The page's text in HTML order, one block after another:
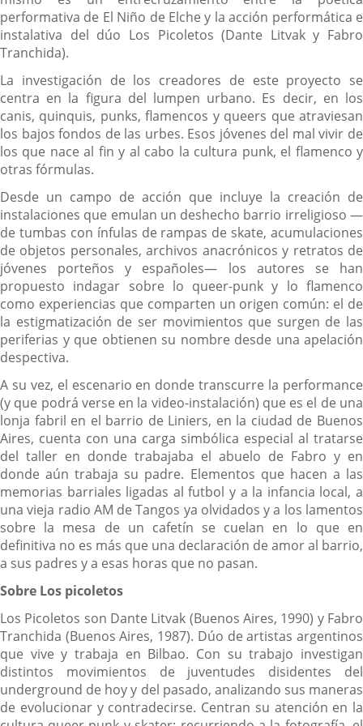
performativa de El Niño de Elche y la acción performática e
instalativa del dúo Los Picoletos (Dante Litvak y Fabro
Tranchida).
La investigación de los creadores de este proyecto se
centra en la figura del lumpen urbano. Es decir, en los
canis, quinquis, punks, flamencos y queers que atraviesan
los bajos fondos de las urbes. Esos jóvenes del mal vivir de
los que nace al fin y al cabo la cultura punk, el flamenco y
otras fórmulas.
Desde un campo de acción que incluye la creación de
instalaciones que emulan un deshecho barrio irreligioso —
de tumbas con ínfulas de rampas de skate, acumulaciones
de objetos personales, archivos anacrónicos y retratos de
jóvenes porteños y españoles— los autores se han
propuesto indagar sobre lo queer-punk y lo flamenco
como experiencias que comparten un origen común: el de
la estigmatización de ser movimientos que surgen de las
periferias y que obtienen su nombre desde una apelación
despectiva.
A su vez, el escenario en donde transcurre la performance
(y que podrá verse en la video-instalación) que es el de una
lonja fabril en el barrio de Liniers, en la ciudad de Buenos
Aires, cuenta con una carga simbólica especial al tratarse
del taller en donde trabajaba el abuelo de Fabro y en
donde aún trabaja su padre. Elementos que hacen a las
memorias barriales ligadas al futbol y a la infancia local, a
una vieja radio AM de Tangos ya olvidados y a los lamentos
sobre la mesa de un cafetín se cuelan en lo que en
definitiva no es más que una declaración de amor al barrio,
a sus padres y a esas horas que no pasan.
Sobre Los picoletos
Los Picoletos son Dante Litvak (Buenos Aires, 1990) y Fabro
Tranchida (Buenos Aires, 1987). Dúo de artistas argentinos
que vive y trabaja en Bilbao. Con su trabajo investigan
distintos movimientos de juventudes disidentes del
underground de hoy y del pasado, analizando sus maneras
de evolucionar y contradecirse. Centran su atención en la